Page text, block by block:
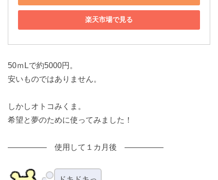
楽天市場で見る
50ｍLで約5000円。
安いものではありません。
しかしオトコみくま。
希望と夢のために使ってみました！
――――― 使用して１カ月後 ―――――